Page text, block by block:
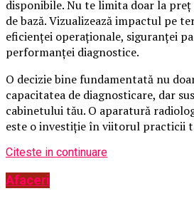
disponibile. Nu te limita doar la
de bază. Vizualizează impactul pe
eficienței operaționale, siguranței
performanței diagnostice.
O decizie bine fundamentată nu
capacitatea de diagnosticare, dar
cabinetului tău. O aparatură
este o investiție în viitorul practicii
Citeste in continuare
Afaceri